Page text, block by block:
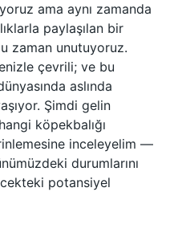
ama aynı zamanda
paylaşılan bir
zaman unutuyoruz.
çevrili; ve bu
aslında
Şimdi gelin
köpekbalığı
inceleyelim —
durumlarını
potansiyel